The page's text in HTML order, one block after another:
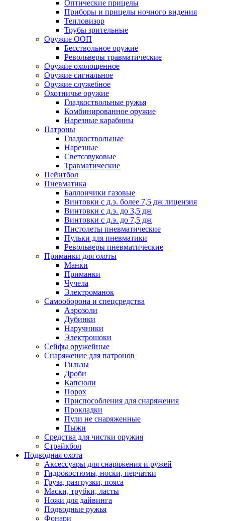
Оптические прицелы
Приборы и прицелы ночного видения
Тепловизор
Трубы зрительные
Оружие ООП
Бесствольное оружие
Револьверы травматические
Оружие охолощенное
Оружие сигнальное
Оружие служебное
Охотничье оружие
Гладкоствольные ружья
Комбинированное оружие
Нарезные карабины
Патроны
Гладкоствольные
Нарезные
Светозвуковые
Травматические
Пейнтбол
Пневматика
Баллончики газовые
Винтовки с д.э. более 7,5 дж лицензия
Винтовки с д.э. до 3,5 дж
Винтовки с д.э. до 7,5 дж
Пистолеты пневматические
Пульки для пневматики
Револьверы пневматические
Приманки для охоты
Манки
Приманки
Чучела
Электроманок
Самооборона и спецсредства
Аэрозоли
Дубинки
Наручники
Электрошоки
Сейфы оружейные
Снаряжение для патронов
Гильзы
Дроби
Капсюли
Порох
Приспособления для снаряжения
Прокладки
Пули не снаряженные
Пыжи
Средства для чистки оружия
Страйкбол
Подводная охота
Аксессуары для снаряжения и ружей
Гидрокостюмы, носки, перчатки
Груза, разгрузки, пояса
Маски, трубки, ласты
Ножи для дайвинга
Подводные ружья
Фонари